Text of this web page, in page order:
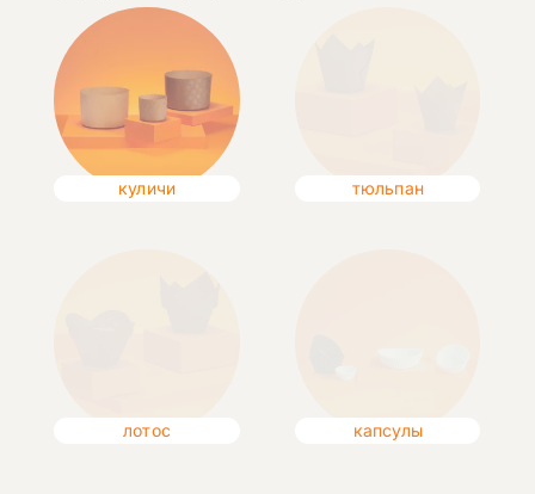
куличи тюльпан
лотос капсулы